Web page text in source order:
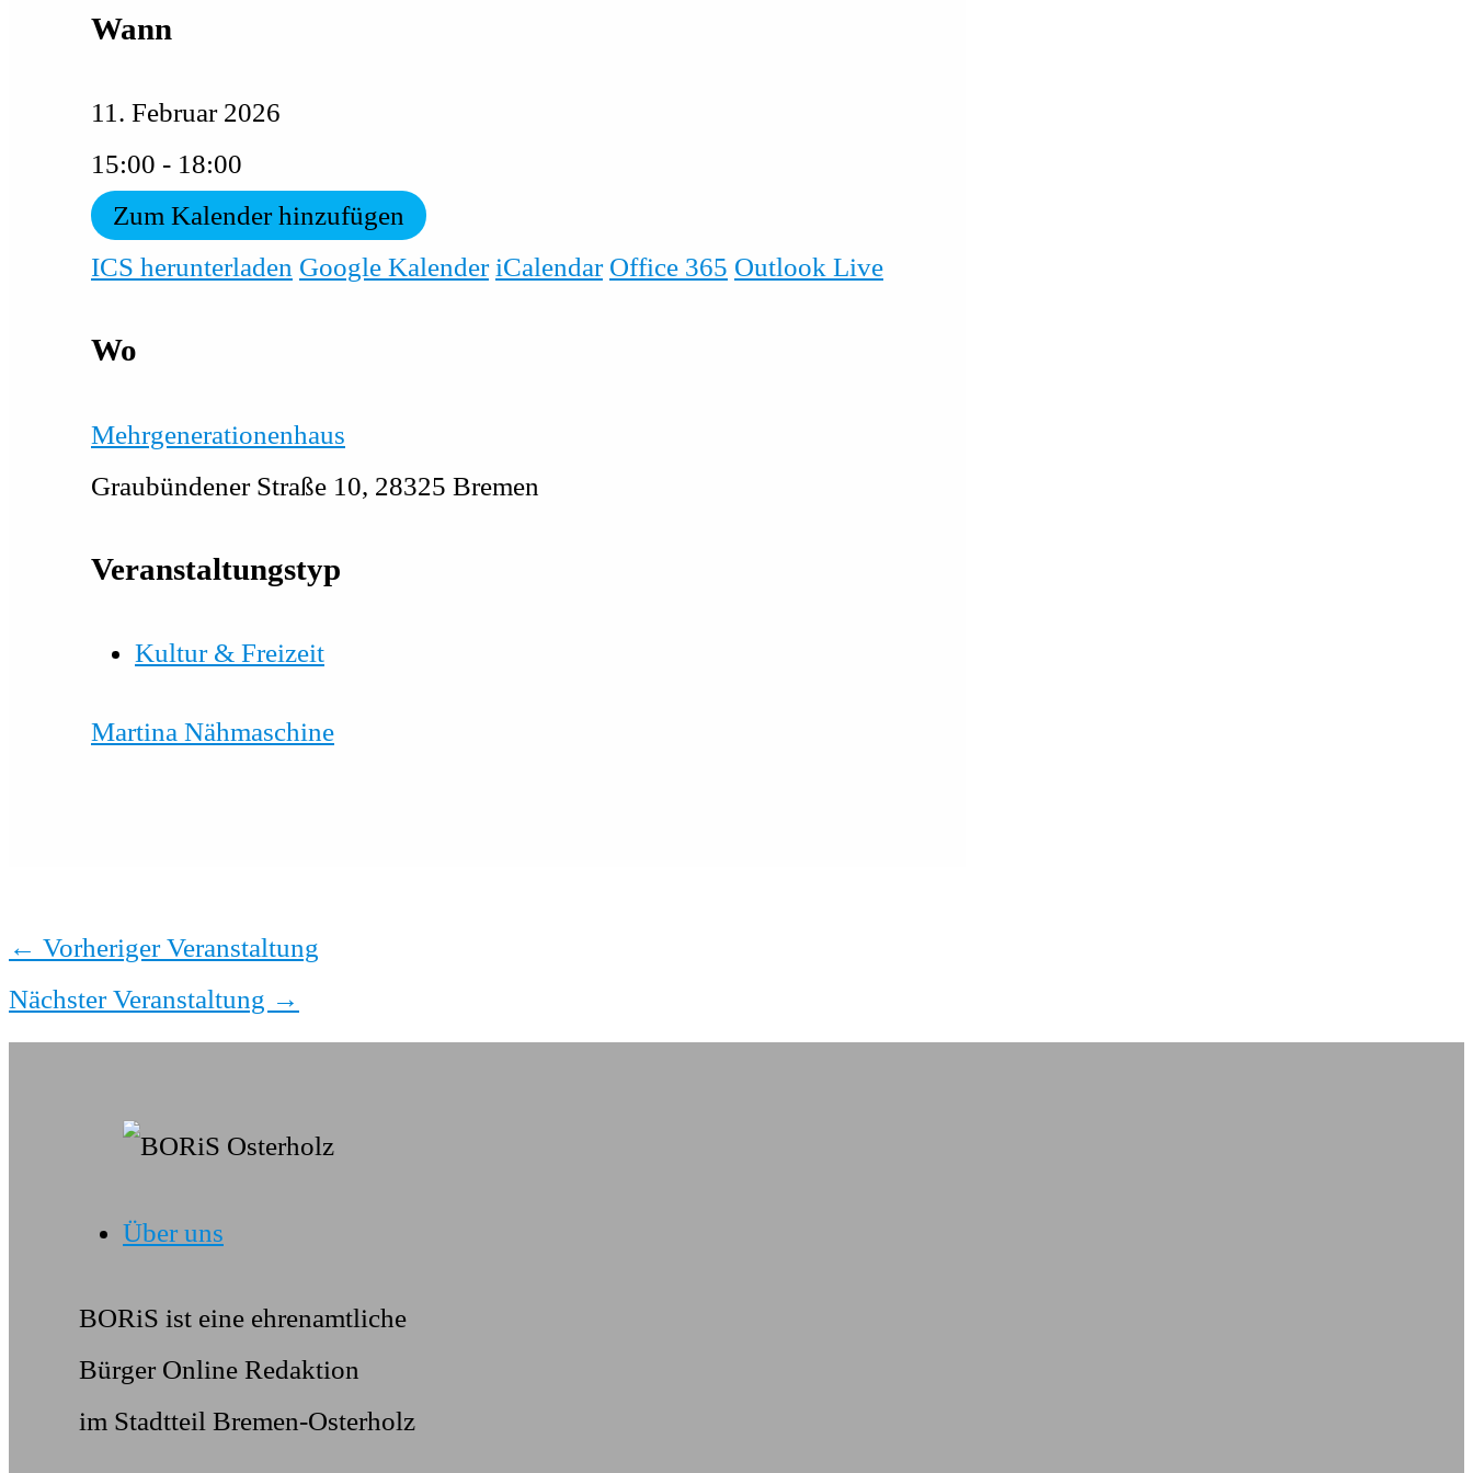
Wann
11. Februar 2026
15:00 - 18:00
Zum Kalender hinzufügen
ICS herunterladen Google Kalender iCalendar Office 365 Outlook Live
Wo
Mehrgenerationenhaus
Graubündener Straße 10, 28325 Bremen
Veranstaltungstyp
Kultur & Freizeit
Martina Nähmaschine
← Vorheriger Veranstaltung
Nächster Veranstaltung →
Über uns
BORiS ist eine ehrenamtliche
Bürger Online Redaktion
im Stadtteil Bremen-Osterholz